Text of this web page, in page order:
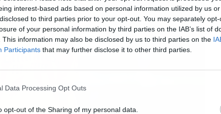
interest-based ads based on personal information utilized by us
to third parties prior to your opt-out. You may separately
of your personal information by third parties on the IAB’s list of
This information may also be disclosed by us to third parties on the
Participants that may further disclose it to other third parties.
Data Processing Opt Outs
opt-out of the Sharing of my personal data.